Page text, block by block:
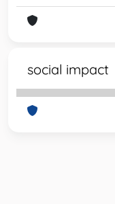
social impact